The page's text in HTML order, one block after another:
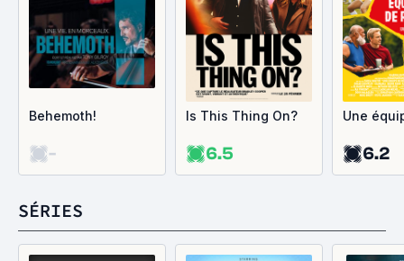
Behemoth!
-
Is This Thing On?
6.5
Une
6.2
SÉRIES